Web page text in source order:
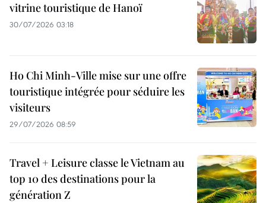
vitrine touristique de Hanoï
30/07/2026 03:18
Ho Chi Minh-Ville mise sur une offre
touristique intégrée pour séduire les
visiteurs
29/07/2026 08:59
Travel + Leisure classe le Vietnam au
top 10 des destinations pour la
génération Z